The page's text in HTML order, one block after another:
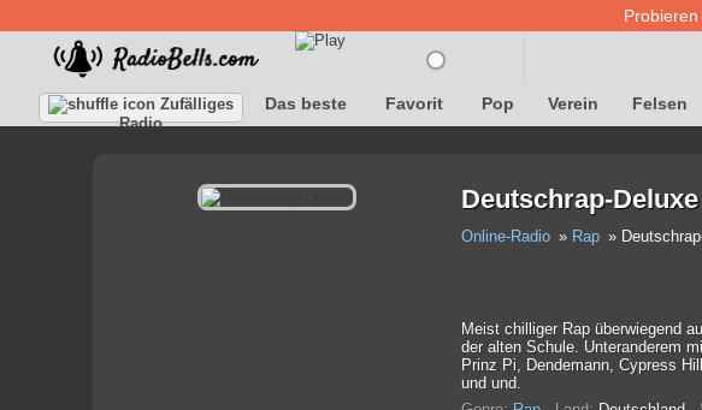
Probieren
Zufälliges
Radio
Das beste Favorit Pop Verein Felsen
Deutschrap-Deluxe
Online-Radio Rap
Meist chilliger Rap überwiegend
der alten Schule. Unteranderem
Prinz Pi, Dendemann, Cypress
und und.